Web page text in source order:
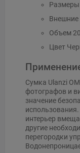
Размеры
Внешние
Объем
Цвет
Сумка Ulanzi
фотографов и
значение
интерьер
другие
перегородки